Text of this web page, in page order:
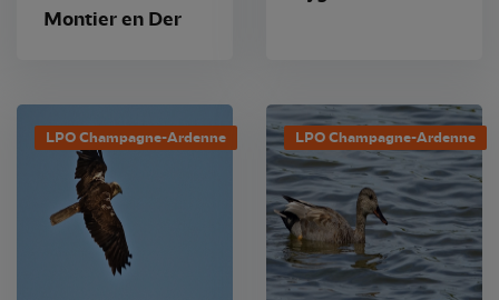
Montier en Der
LPO Champagne-Ardenne LPO Champagne-Ardenne